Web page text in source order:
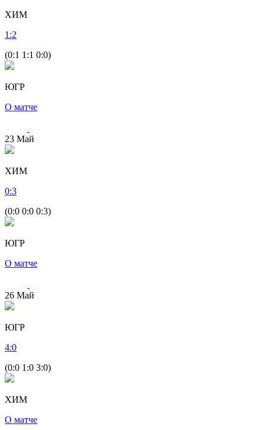
ХИМ
1 :2
(0:1 1:1 0:0)
ЮГР
О матче
23 Май
ХИМ
0:3
(0:0 0:0 0:3)
ЮГР
О матче
26 Май
ЮГР
4:0
(0:0 1:0 3:0)
ХИМ
О матче